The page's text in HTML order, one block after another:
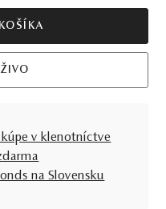
v klenotníctve
na Slovensku